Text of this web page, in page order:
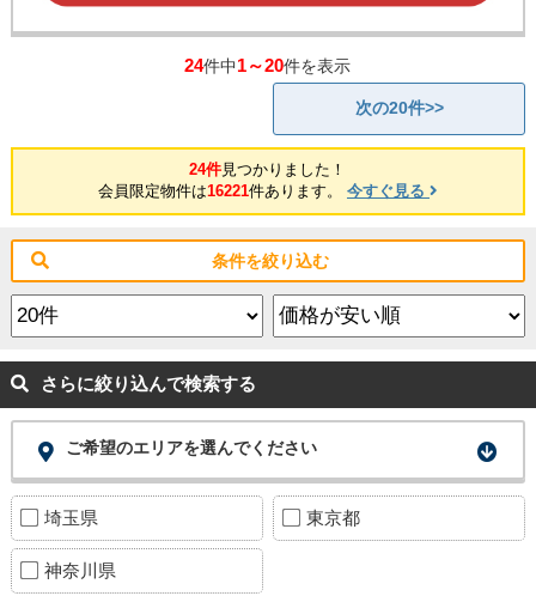
24件中1～20件を表示
次の20件>>
24件見つかりました！
会員限定物件は16221件あります。 今すぐ見る
条件を絞り込む
さらに絞り込んで検索する
ご希望のエリアを選んでください
埼玉県 東京都
神奈川県